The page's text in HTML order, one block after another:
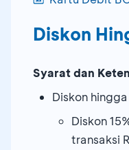
Diskon
Syarat dan
Diskon
Diskon
transaksi